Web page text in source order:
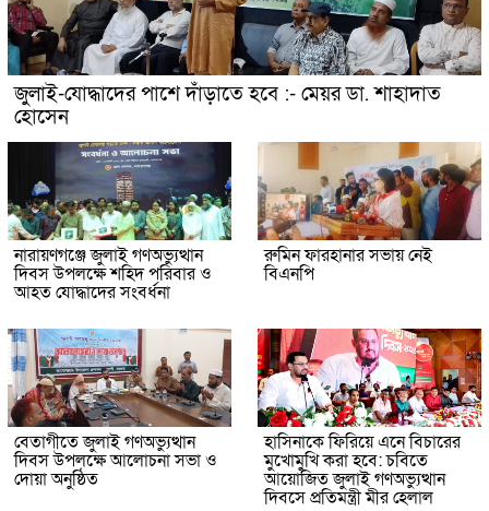
জুলাই-যোদ্ধাদের পাশে দাঁড়াতে হবে :- মেয়র ডা. শাহাদাত
হোসেন
নারায়ণগঞ্জে জুলাই গণঅভ্যুত্থান
দিবস উপলক্ষে শহিদ পরিবার ও
আহত যোদ্ধাদের সংবর্ধনা
রুমিন ফারহানার সভায় নেই
বিএনপি
বেতাগীতে জুলাই গণঅভ্যুত্থান
দিবস উপলক্ষে আলোচনা সভা ও
দোয়া অনুষ্ঠিত
হাসিনাকে ফিরিয়ে এনে বিচারের
মুখোমুখি করা হবে: চবিতে
আয়োজিত জুলাই গণঅভ্যুত্থান
দিবসে প্রতিমন্ত্রী মীর হেলাল